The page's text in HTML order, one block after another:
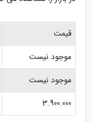
قیمت
موجود نیست
موجود نیست
3.900.000